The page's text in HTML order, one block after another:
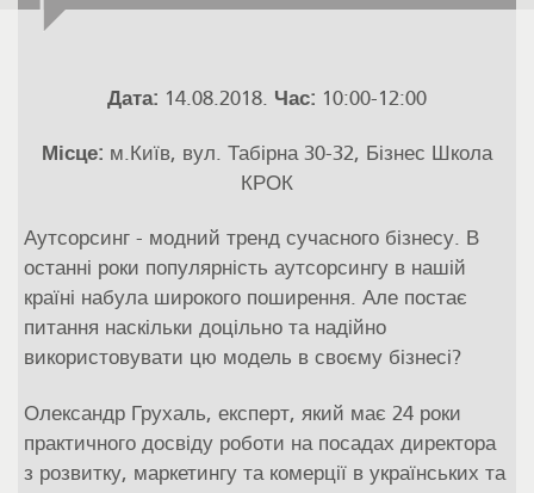
Дата: 14.08.2018. Час: 10:00-12:00
Місце: м.Київ, вул. Табірна 30-32, Бізнес Школа
КРОК
Аутсорсинг - модний тренд сучасного бізнесу. В
останні роки популярність аутсорсингу в нашій
країні набула широкого поширення. Але постає
питання наскільки доцільно та надійно
використовувати цю модель в своєму бізнесі?
Олександр Грухаль, експерт, який має 24 роки
практичного досвіду роботи на посадах директора
з розвитку, маркетингу та комерції в українських та